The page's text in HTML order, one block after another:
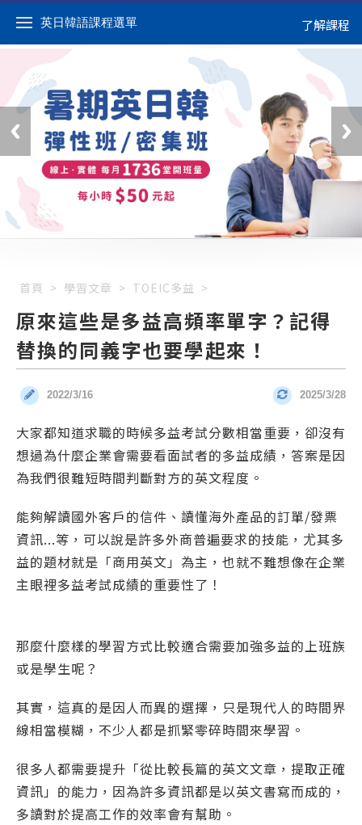
了解課程
英日韓語課程選單
首頁 > 學習文章 > TOEIC多益 >
原來這些是多益高頻率單字？記得
替換的同義字也要學起來！
2022/3/16 2025/3/28
大家都知道求職的時候多益考試分數相當重要，卻沒有
想過為什麼企業會需要看面試者的多益成績，答案是因
為我們很難短時間判斷對方的英文程度。
能夠解讀國外客戶的信件、讀懂海外產品的訂單/發票
資訊...等，可以說是許多外商普遍要求的技能，尤其多
益的題材就是「商用英文」為主，也就不難想像在企業
主眼裡多益考試成績的重要性了！
那麼什麼樣的學習方式比較適合需要加強多益的上班族
或是學生呢？
其實，這真的是因人而異的選擇，只是現代人的時間界
線相當模糊，不少人都是抓緊零碎時間來學習。
很多人都需要提升「從比較長篇的英文文章，提取正確
資訊」的能力，因為許多資訊都是以英文書寫而成的，
多讀對於提高工作的效率會有幫助。